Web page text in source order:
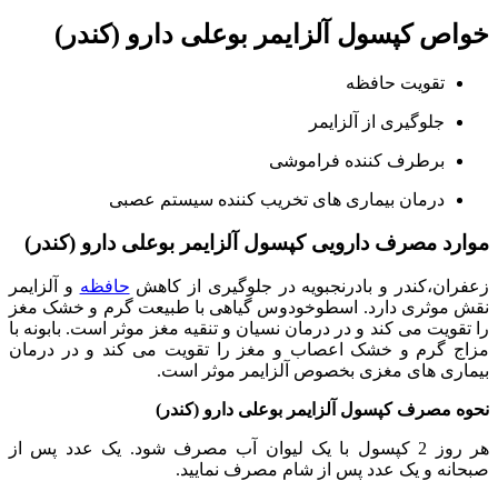
خواص کپسول آلزایمر بوعلی دارو (کندر)
تقویت حافظه
جلوگیری از آلزایمر
برطرف کننده فراموشی
درمان بیماری های تخریب کننده سیستم عصبی
موارد مصرف دارویی کپسول آلزایمر بوعلی دارو (کندر)
زعفران،کندر و بادرنجبویه در جلوگیری از کاهش حافظه و آلزایمر
نقش موثری دارد. اسطوخودوس گیاهی با طبیعت گرم و خشک مغز
را تقویت می کند و در درمان نسیان و تنقیه مغز موثر است. بابونه با
مزاج گرم و خشک اعصاب و مغز را تقویت می کند و در درمان
بیماری های مغزی بخصوص آلزایمر موثر است.
نحوه مصرف کپسول آلزایمر بوعلی دارو (کندر)
هر روز 2 کپسول با یک لیوان آب مصرف شود. یک عدد پس از
صبحانه و یک عدد پس از شام مصرف نمایید.